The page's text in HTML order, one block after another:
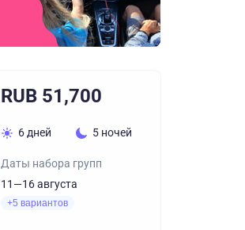
RUB 51,700
6 дней 5 ночей
Даты набора групп
11—16 августа
+5 вариантов